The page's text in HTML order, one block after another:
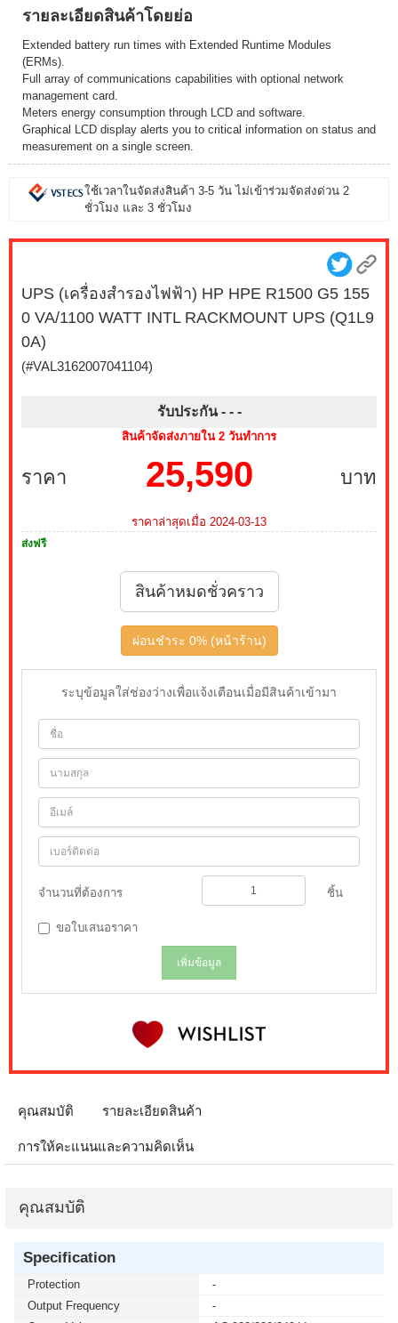
รายละเอียดสินค้าโดยย่อ
Extended battery run times with Extended Runtime Modules
(ERMs).
Full array of communications capabilities with optional network
management card.
Meters energy consumption through LCD and software.
Graphical LCD display alerts you to critical information on status and
measurement on a single screen.
ใช้เวลาในจัดส่งสินค้า 3-5 วัน ไม่เข้าร่วมจัดส่งด่วน 2
ชั่วโมง และ 3 ชั่วโมง
UPS (เครื่องสำรองไฟฟ้า) HP HPE R1500 G5 155
0 VA/1100 WATT INTL RACKMOUNT UPS (Q1L9
0A)
(#VAL3162007041104)
รับประกัน - - -
สินค้าจัดส่งภายใน 2 วันทำการ
ราคา บาท
25,590
ราคาล่าสุดเมื่อ 2024-03-13
ส่งฟรี
สินค้าหมดชั่วคราว
ผ่อนชำระ 0% (หน้าร้าน)
ระบุข้อมูลใส่ช่องว่างเพื่อแจ้งเตือนเมื่อมีสินค้าเข้ามา
จำนวนที่ต้องการ ชิ้น
ขอใบเสนอราคา
เพิ่มข้อมูล
คุณสมบัติ รายละเอียดสินค้า
การให้คะแนนและความคิดเห็น
คุณสมบัติ
Specification
Protection
-
Output Frequency
-